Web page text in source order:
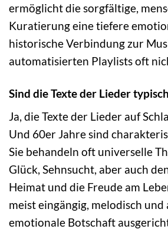
ermöglicht die sorgfältige,
Kuratierung eine tiefere
historische Verbindung zur
automatisierten Playlists oft
Sind die Texte der Lieder
Ja, die Texte der Lieder auf
Und 60er Jahre sind
Sie behandeln oft universelle
Glück, Sehnsucht, aber auch
Heimat und die Freude am
meist eingängig, melodisch und
emotionale Botschaft